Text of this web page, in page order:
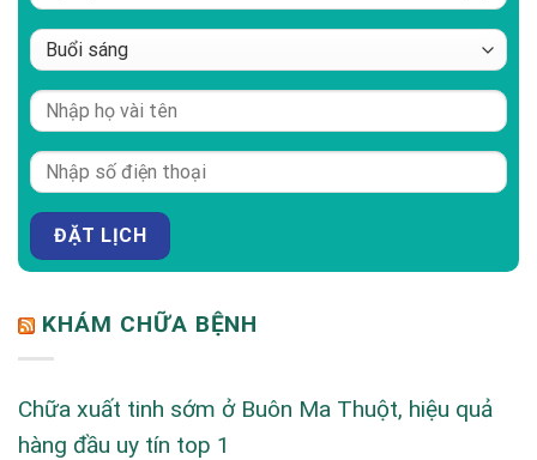
KHÁM CHỮA BỆNH
Chữa xuất tinh sớm ở Buôn Ma Thuột, hiệu quả
hàng đầu uy tín top 1